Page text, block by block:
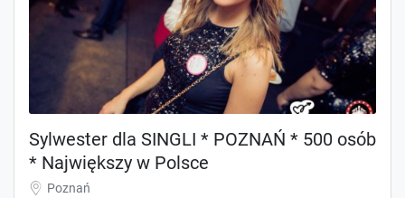
Sylwester dla SINGLI * POZNAŃ * 500 osób
* Największy w Polsce
Poznań